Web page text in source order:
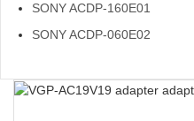
SONY ACDP-160E01
SONY ACDP-060E02